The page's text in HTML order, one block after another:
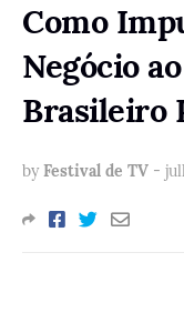
Como
Negócio
Brasileiro
by Festival de TV -